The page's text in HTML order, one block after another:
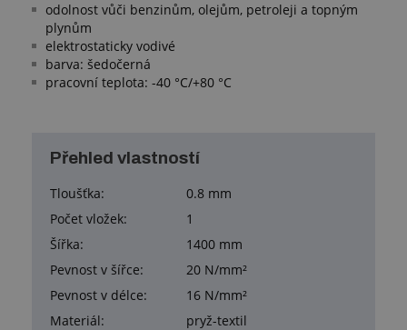
odolnost vůči benzinům, olejům, petroleji a topným
plynům
elektrostaticky vodivé
barva: šedočerná
pracovní teplota: -40 °C/+80 °C
Přehled vlastností
Tloušťka:
0.8 mm
Počet vložek:
1
Šířka:
1400 mm
Pevnost v šířce:
20 N/mm²
Pevnost v délce:
16 N/mm²
Materiál:
pryž-textil